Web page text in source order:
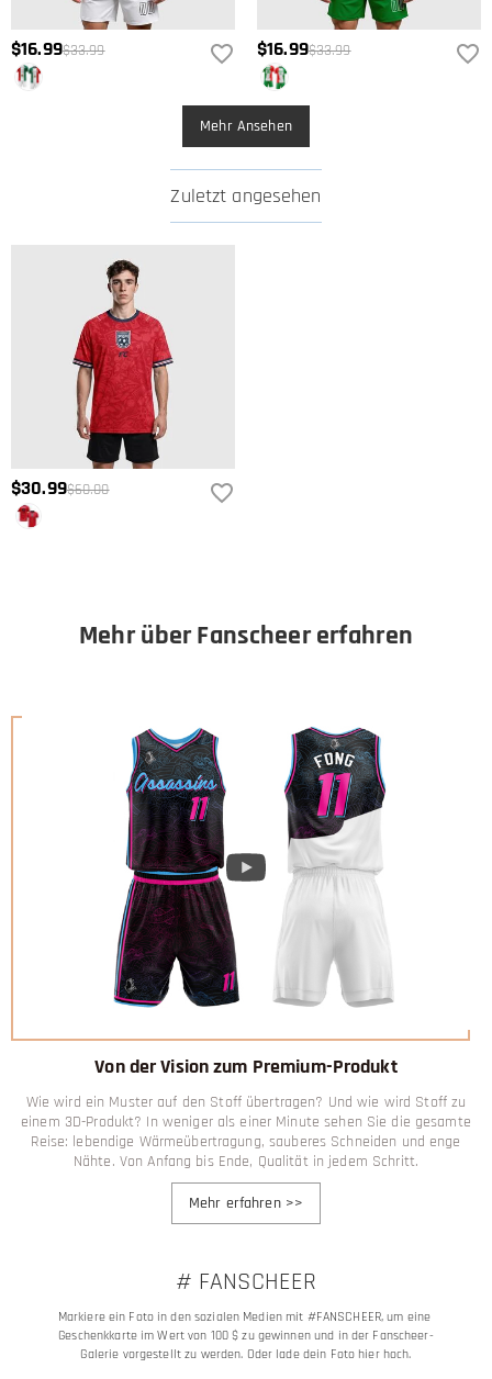
$16.99$33.99 $16.99$33.99
Mehr Ansehen
Zuletzt angesehen
$30.99$60.00
Mehr über Fanscheer erfahren
Von der Vision zum Premium-Produkt
Wie wird ein Muster auf den Stoff übertragen? Und wie wird Stoff zu
einem 3D-Produkt? In weniger als einer Minute sehen Sie die gesamte
Reise: lebendige Wärmeübertragung, sauberes Schneiden und enge
Nähte. Von Anfang bis Ende, Qualität in jedem Schritt.
Mehr erfahren>>
# FANSCHEER
Markiere ein Foto in den sozialen Medien mit #FANSCHEER, um eine
Geschenkkarte im Wert von 100 $ zu gewinnen und in der Fanscheer-
Galerie vorgestellt zu werden. Oder lade dein Foto hier hoch.